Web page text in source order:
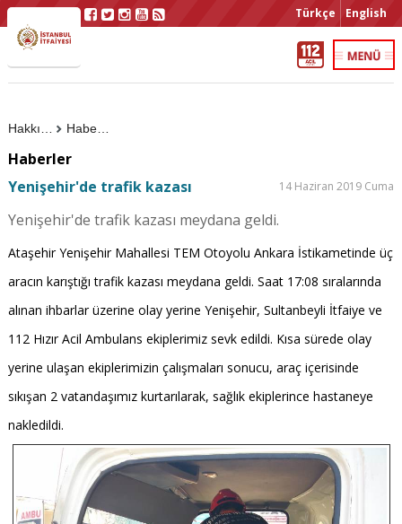
Türkçe English
Haberler
Haberler
Yenişehir'de trafik kazası
14 Haziran 2019 Cuma
Yenişehir'de trafik kazası meydana geldi.
Ataşehir Yenişehir Mahallesi TEM Otoyolu Ankara İstikametinde üç
aracın karıştığı trafik kazası meydana geldi. Saat 17:08 sıralarında
alınan ihbarlar üzerine olay yerine Yenişehir, Sultanbeyli İtfaiye ve
112 Hızır Acil Ambulans ekiplerimiz sevk edildi. Kısa sürede olay
yerine ulaşan ekiplerimizin çalışmaları sonucu, araç içerisinde
sıkışan 2 vatandaşımız kurtarılarak, sağlık ekiplerince hastaneye
nakledildi.